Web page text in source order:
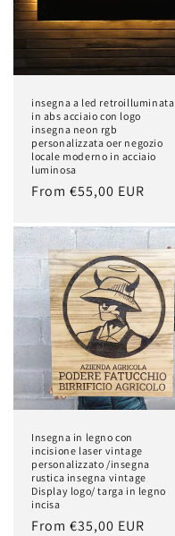
insegna a led retroilluminata
in abs acciaio con logo
insegna neon rgb
personalizzata oer negozio
locale moderno in acciaio
luminosa
Regular
From €55,00 EUR
Insegna in legno con
incisione laser vintage
personalizzato /insegna
rustica insegna vintage
Display logo/ targa in legno
incisa
Regular
From €35,00 EUR